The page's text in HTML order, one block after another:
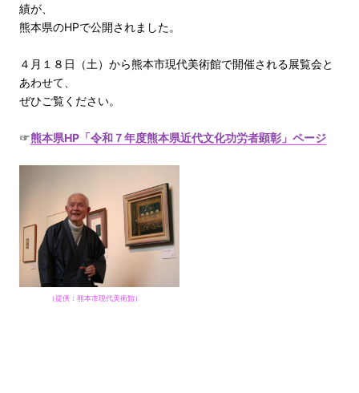
績が、
熊本県のHPで公開されました。
４月１８日（土）から熊本市現代美術館で開催される展覧会と
あわせて、
ぜひご覧ください。
☞熊本県HP「令和７年度熊本県近代文化功労者顕彰」ページ
（提供：熊本市現代美術館）